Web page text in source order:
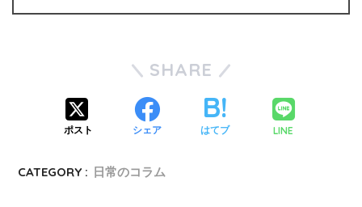
SHARE
ポスト シェア はてブ LINE
CATEGORY : 日常のコラム